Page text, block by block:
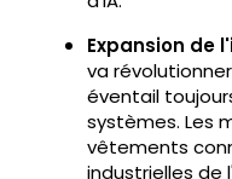
Expansion de
va
éventail
systèmes. Les
vêtements
industrielles de